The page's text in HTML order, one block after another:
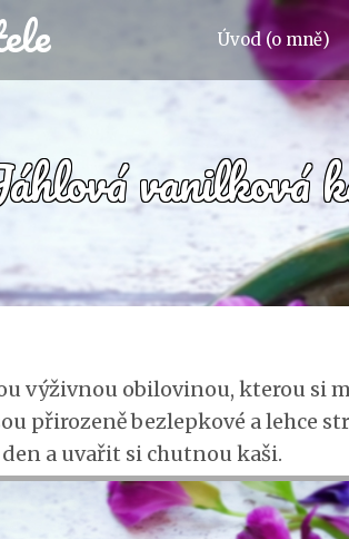
Úvod (o mně)
vanilková
výživnou obilovinou, kterou si
přirozeně bezlepkové a lehce
a uvařit si chutnou kaši.